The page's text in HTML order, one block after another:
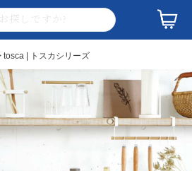
tosca | トスカシリーズ